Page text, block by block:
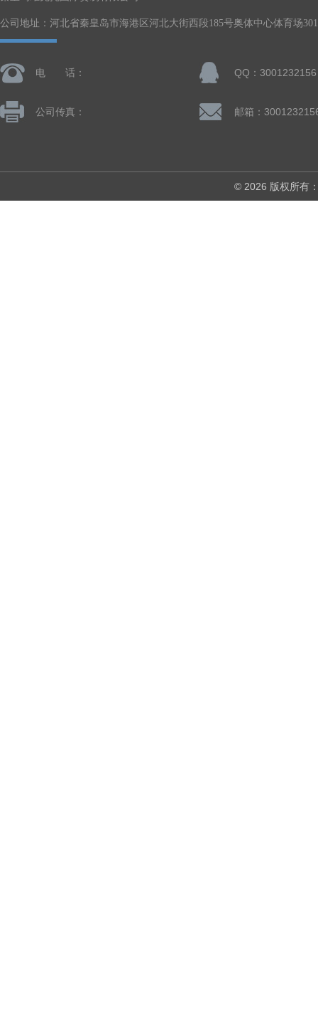
公司地址：河北省秦皇岛市海港区河北大街西段185号奥体中心体育场
电 话： QQ：3001232156
公司传真： 邮箱：
© 2026 版权所有